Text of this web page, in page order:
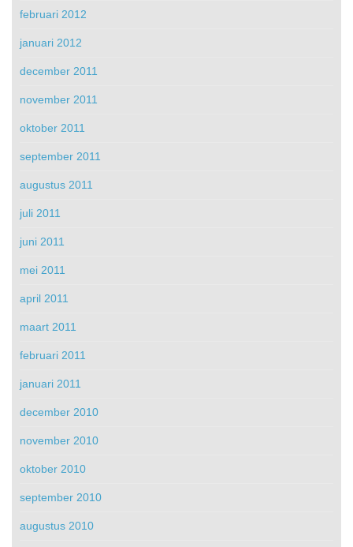
februari 2012
januari 2012
december 2011
november 2011
oktober 2011
september 2011
augustus 2011
juli 2011
juni 2011
mei 2011
april 2011
maart 2011
februari 2011
januari 2011
december 2010
november 2010
oktober 2010
september 2010
augustus 2010